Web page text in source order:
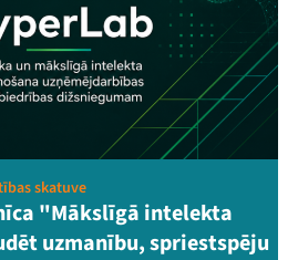
skatuve
"Mākslīgā intelekta
uzmanību, spriestspēju